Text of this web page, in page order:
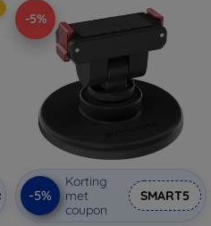
-5%
-5%
Korting
met
coupon
SMART5